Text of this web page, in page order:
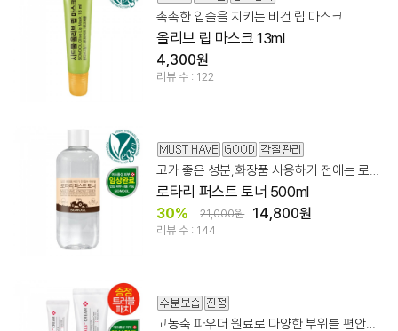
촉촉한 입술을 지키는 비건 립 마스크
올리브 립 마스크 13ml
4,300원
리뷰 수 : 122
고가 좋은 성분,화장품 사용하기 전에는 로타리로! 파하 20,000ppm
로타리 퍼스트 토너 500ml
30% 21,000원 14,800원
리뷰 수 : 144
고농축 파우더 원료로 다양한 부위를 편안하고 깨끗하게